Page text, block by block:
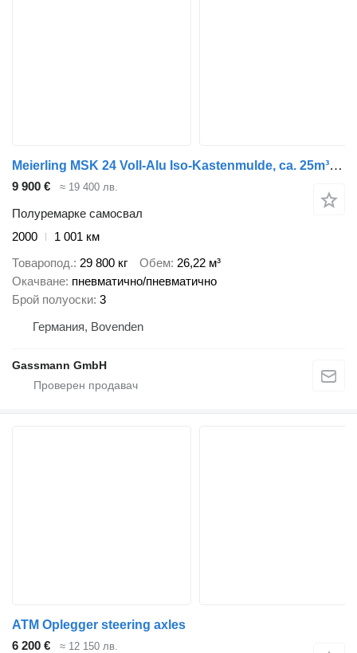
Meierling MSK 24 Voll-Alu Iso-Kastenmulde, ca. 25m³, 4x
9 900 € ≈ 19 400 лв.
Полуремарке самосвал
2000
1 001 км
Товаропод. 29 800 кг Обем 26,22 м³
Окачване пневматично/пневматично
Брой полуоски 3
Германия, Bovenden
Gassmann GmbH
ATM Oplegger steering axles
6 200 €
≈ 12 150 лв.